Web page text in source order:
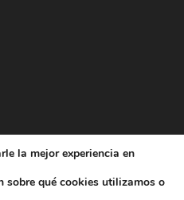
la mejor experiencia en
sobre qué cookies utilizamos o